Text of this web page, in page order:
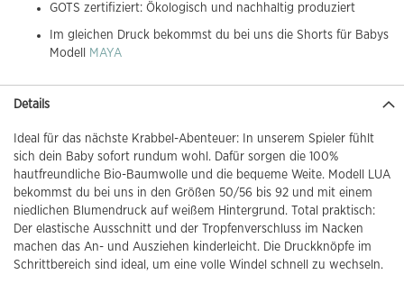
GOTS zertifiziert: Ökologisch und nachhaltig produziert
Im gleichen Druck bekommst du bei uns die Shorts für Babys
Modell
MAYA
Details
Ideal für das nächste Krabbel-Abenteuer: In unserem Spieler fühlt
sich dein Baby sofort rundum wohl. Dafür sorgen die 100%
hautfreundliche Bio-Baumwolle und die bequeme Weite. Modell LUA
bekommst du bei uns in den Größen 50/56 bis 92 und mit einem
niedlichen Blumendruck auf weißem Hintergrund. Total praktisch:
Der elastische Ausschnitt und der Tropfenverschluss im Nacken
machen das An- und Ausziehen kinderleicht. Die Druckknöpfe im
Schrittbereich sind ideal, um eine volle Windel schnell zu wechseln.